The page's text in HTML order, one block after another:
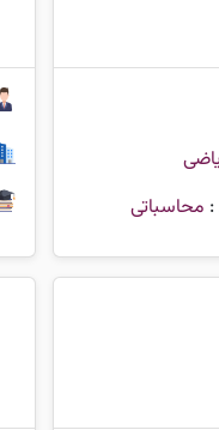
محاسباتی